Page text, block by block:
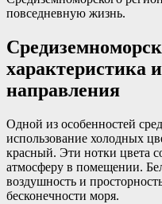
повседневную жизнь.
характеристика
направления
Одной из особенностей
использование холодных
красный. Эти нотки цвета
атмосферу в помещении.
воздушность и
бесконечности моря.